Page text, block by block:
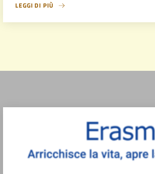
LEGGI DI PIÙ